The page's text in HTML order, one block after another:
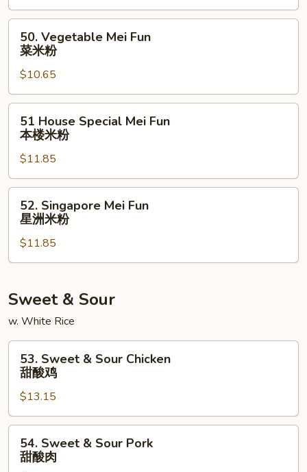
牛
米
Vegetable
Mei
Fun
菜
米
50. Vegetable Mei Fun
菜米粉
$10.65
House
Special
Mei
Fun
本
51 House Special Mei Fun
本楼米粉
$11.85
Singapore
Mei
Fun
星
米
52. Singapore Mei Fun
星洲米粉
$11.85
Sweet & Sour
w. White Rice
Sweet
Sour
Chicken
甜
53. Sweet & Sour Chicken
甜酸鸡
$13.15
Sweet
54. Sweet & Sour Pork
甜酸肉